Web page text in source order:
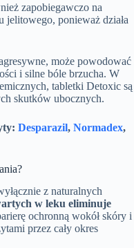
zapobiegawczo na
jelitowego, ponieważ działa
może powodować
i silne bóle brzucha. W
tabletki Detoxic są
skutków ubocznych.
Desparazil, Normadex,
z naturalnych
w leku eliminuje
ochronną wokół skóry i
przez cały okres